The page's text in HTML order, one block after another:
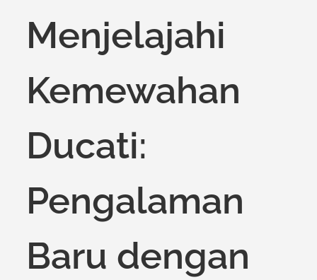
Menjelajahi
Kemewahan
Ducati:
Pengalaman
Baru dengan